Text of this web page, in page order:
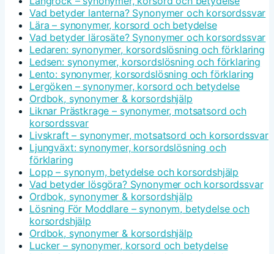
Vad betyder lanterna? Synonymer och korsordssvar
Lära – synonymer, korsord och betydelse
Vad betyder lärosäte? Synonymer och korsordssvar
Ledaren: synonymer, korsordslösning och förklaring
Ledsen: synonymer, korsordslösning och förklaring
Lento: synonymer, korsordslösning och förklaring
Lergöken – synonymer, korsord och betydelse
Ordbok, synonymer & korsordshjälp
Liknar Prästkrage – synonymer, motsatsord och
korsordssvar
Livskraft – synonymer, motsatsord och korsordssvar
Ljungväxt: synonymer, korsordslösning och
förklaring
Lopp – synonym, betydelse och korsordshjälp
Vad betyder lösgöra? Synonymer och korsordssvar
Ordbok, synonymer & korsordshjälp
Lösning För Moddlare – synonym, betydelse och
korsordshjälp
Ordbok, synonymer & korsordshjälp
Lucker – synonymer, korsord och betydelse